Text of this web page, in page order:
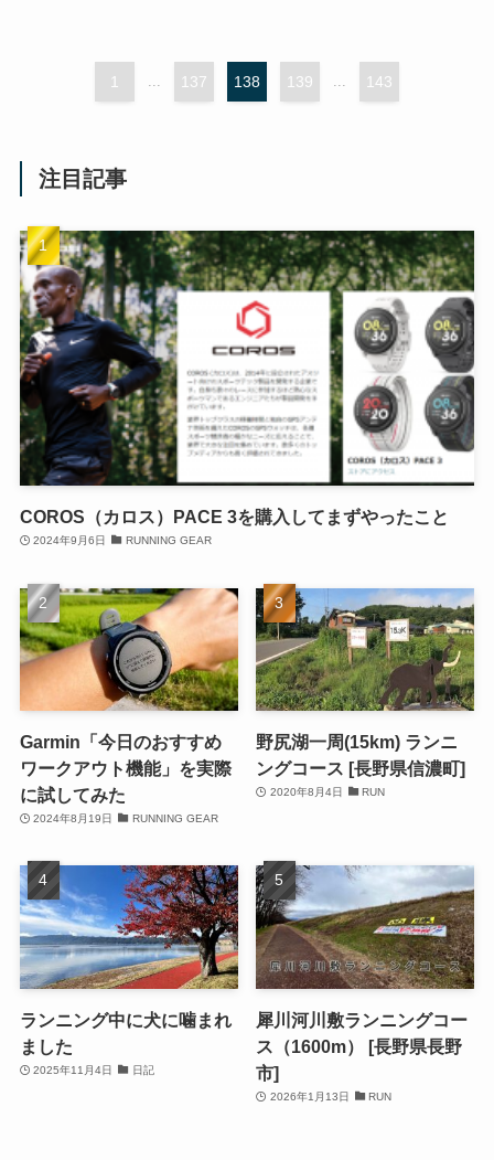
1 137 138 139 143
注目記事
COROS（カロス）PACE 3を購入してまずやったこと
2024年9月6日 RUNNING GEAR
Garmin「今日のおすすめ
ワークアウト機能」を実際
に試してみた
2024年8月19日 RUNNING GEAR
野尻湖一周(15km) ランニ
ングコース [長野県信濃町]
2020年8月4日 RUN
ランニング中に犬に噛まれ
ました
2025年11月4日 日記
犀川河川敷ランニングコー
ス（1600m） [長野県長野
市]
2026年1月13日 RUN